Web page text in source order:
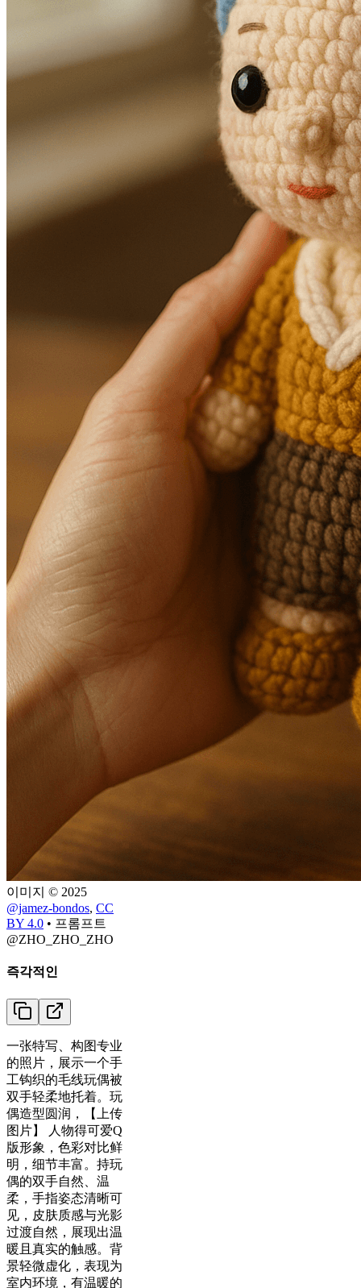
이미지 © 2025
@jamez-bondos, CC
BY 4.0 • 프롬프트
@ZHO_ZHO_ZHO
즉각적인
一张特写、构图专业
的照片，展示一个手
工钩织的毛线玩偶被
双手轻柔地托着。玩
偶造型圆润，【上传
图片】 人物得可爱Q
版形象，色彩对比鲜
明，细节丰富。持玩
偶的双手自然、温
柔，手指姿态清晰可
见，皮肤质感与光影
过渡自然，展现出温
暖且真实的触感。背
景轻微虚化，表现为
室内环境，有温暖的